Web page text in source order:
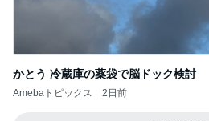
かとう 冷蔵庫の薬袋で脳ドック検討
Amebaトピックス 2日前